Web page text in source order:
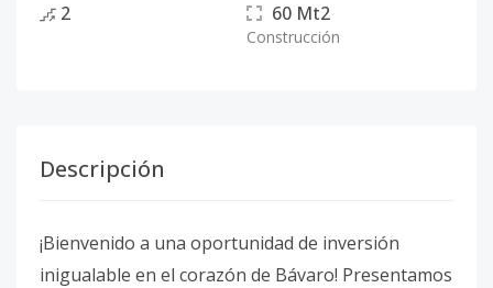
2 60 Mt2
Construcción
Descripción
¡Bienvenido a una oportunidad de inversión
inigualable en el corazón de Bávaro! Presentamos